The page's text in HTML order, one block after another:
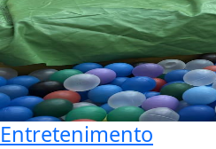
Entretenimento